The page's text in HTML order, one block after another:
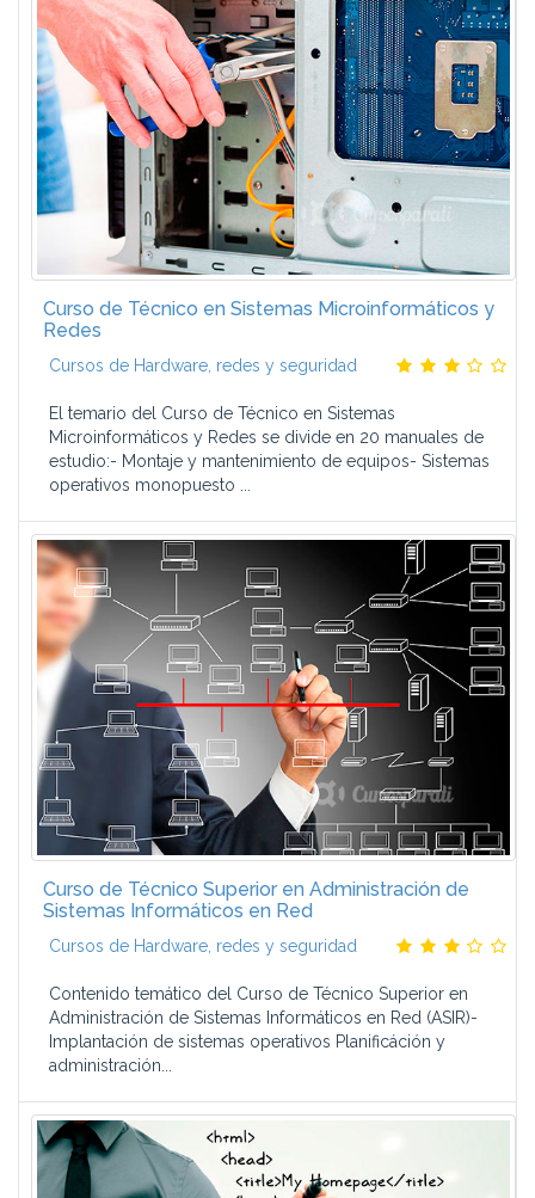
Curso de Técnico en Sistemas Microinformáticos y
Redes
Cursos de Hardware, redes y seguridad
El temario del Curso de Técnico en Sistemas
Microinformáticos y Redes se divide en 20 manuales de
estudio:- Montaje y mantenimiento de equipos- Sistemas
operativos monopuesto ...
Curso de Técnico Superior en Administración de
Sistemas Informáticos en Red
Cursos de Hardware, redes y seguridad
Contenido temático del Curso de Técnico Superior en
Administración de Sistemas Informáticos en Red (ASIR)-
Implantación de sistemas operativos Planificáción y
administración...